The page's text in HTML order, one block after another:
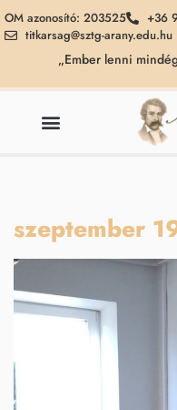
OM azonosító: 203525 +36
titkarsag@sztg-arany.edu.hu
„Ember lenni
szeptember